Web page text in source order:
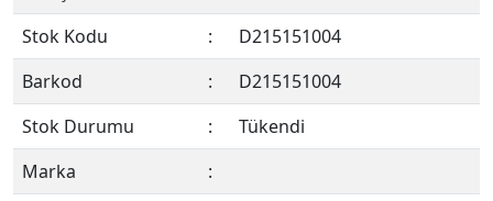
Stok Kodu
:
D215151004
Barkod
:
D215151004
Stok Durumu
:
Tükendi
Marka
: